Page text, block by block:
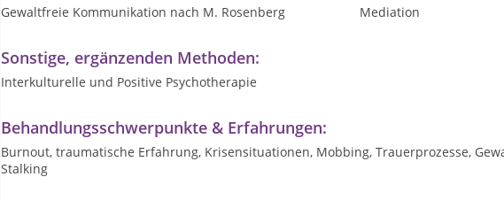
Gewaltfreie Kommunikation nach M. Rosenberg Mediation
Sonstige, ergänzenden Methoden:
Interkulturelle und Positive Psychotherapie
Behandlungsschwerpunkte & Erfahrungen:
Burnout, traumatische Erfahrung, Krisensituationen, Mobbing, Trauerprozesse,
Stalking